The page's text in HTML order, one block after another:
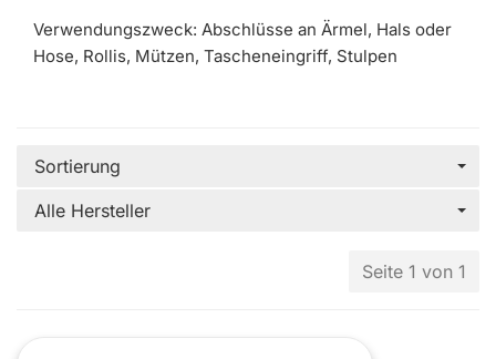
Verwendungszweck: Abschlüsse an Ärmel, Hals oder
Hose, Rollis, Mützen, Tascheneingriff, Stulpen
Sortierung
Alle Hersteller
Seite 1 von 1